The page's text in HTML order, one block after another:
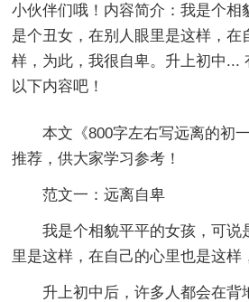
小伙伴们哦！内容简介：我是个相
是个丑女，在别人眼里是这样，在
样，为此，我很自卑。升上初中...
以下内容吧！
本文《800字左右写远离的初
推荐，供大家学习参考！
范文一：远离自卑
我是个相貌平平的女孩，可说
里是这样，在自己的心里也是这样
升上初中后，许多人都会在背